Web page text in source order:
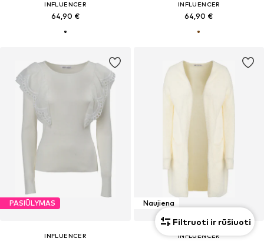
INFLUENCER
64,90 €
INFLUENCER
64,90 €
PASIŪLYMAS
INFLUENCER
Naujiena
INFLUENCER
Filtruoti ir rūšiuoti